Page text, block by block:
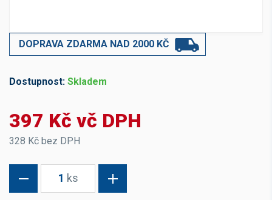
DOPRAVA ZDARMA NAD 2000 KČ
Dostupnost: Skladem
397 Kč vč DPH
328 Kč bez DPH
1 ks